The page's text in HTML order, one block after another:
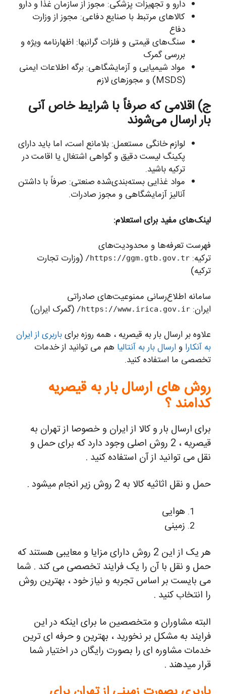
دارو و تجهیزات پزشکی: مجوز از سازمان غذا و دارو
کالاهای مرتبط با صنایع دفاعی: مجوز از وزارت
دفاع
سنگ‌های قیمتی و فلزات گرانبها: اظهارنامه ویژه و
بررسی گمرک
مواد شیمیایی و آزمایشگاهی: برگه اطلاعات ایمنی
(MSDS) و مجوزهای لازم
ج) اقلامی که صرفاً با شرایط خاص آنی
بار ارسال می‌شوند
لوازم خانگی مستعمل: بلامانع است، اما باید دارای
پکینگ لیست دقیق و گواهی اشتغال یا اقامت در
ترکیه باشید.
مواد غذایی بسته‌بندی‌شده صنعتی: صرفاً با داشتن
آنالیز آزمایشگاهی و مجوز صادرات.
لینک‌های مفید برای استعلام:
فهرست تعرفه‌ها و محدودیت‌های
ترکیه: https://ggm.gtb.gov.tr/
(وزارت تجارت
ترکیه)
سامانه اطلاع‌رسانی ممنوعیت‌های صادراتی
ایران: https://www.irica.gov.ir/
(گمرک ایران)
علاوه بر ارسال بار به قیصریه ، همه روزه برایباربری از ایران
به آنکارا وارسال بار به آنتالیا هم می توانید از خدمات
تخصصی ما استفاده کنید.
روش های ارسال بار به قیصریه
کدامند ؟
برای ارسال بار و کالا از ایران و خصوصا از تهران به
قیصریه ، 2 روش اصلی وجود دارد که برای حمل و
نقل می توانید از آن استفاده کنید .
حمل و نقل اثاثیه کالا به 2 روش زیر انجام میشود .
هوایی
زمینی
هر یک از این 2 روش دارای مزایا و معایبی هستند که
حمل و نقل با آن را یک فرایند تخصصی می کند . شما
می بایست بر اساس تجربه و نیاز خود ، بهترین روش
را انتخاب کنید .
البته مشاوران و متخصصین ما برای اینکه در این
فرایند به مشکل بر نخورید ، بهترین و حرفه ای ترین
خدمات مشاوره ای را بصورت رایگان در اختیار شما
قرار میدهند .